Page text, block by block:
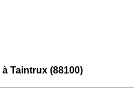
Taintrux (88100)